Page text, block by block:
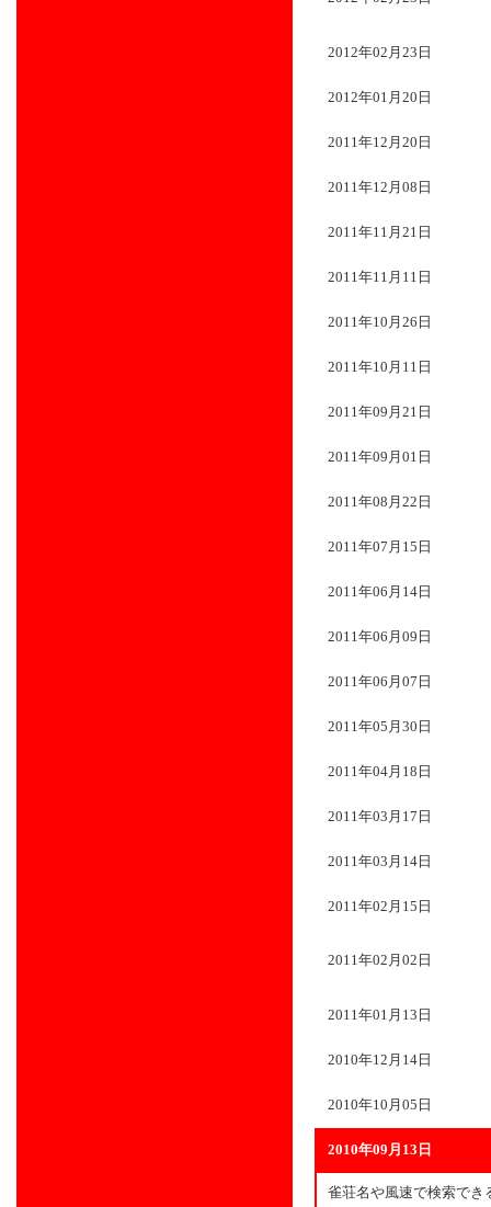
2012年02月23日
2012年01月20日
2011年12月20日
2011年12月08日
2011年11月21日
2011年11月11日
2011年10月26日
2011年10月11日
2011年09月21日
2011年09月01日
2011年08月22日
2011年07月15日
2011年06月14日
2011年06月09日
2011年06月07日
2011年05月30日
2011年04月18日
2011年03月17日
2011年03月14日
2011年02月15日
2011年02月02日
2011年01月13日
2010年12月14日
2010年10月05日
2010年09月13日
雀荘名や風速で検索でき